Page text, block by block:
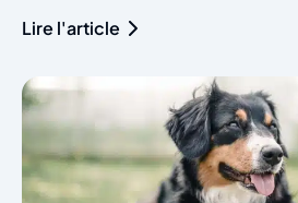
Lire l'article